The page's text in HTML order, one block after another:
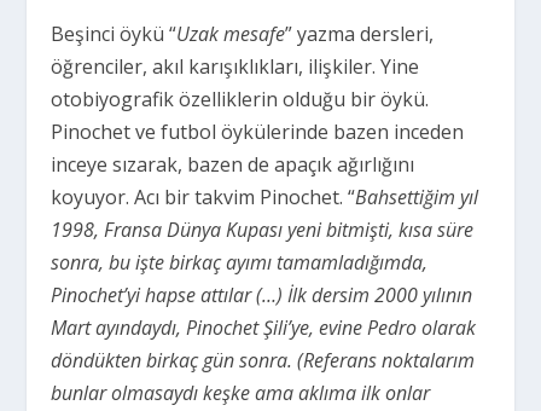
Beşinci öykü “Uzak mesafe” yazma dersleri,
öğrenciler, akıl karışıklıkları, ilişkiler. Yine
otobiyografik özelliklerin olduğu bir öykü.
Pinochet ve futbol öykülerinde bazen inceden
inceye sızarak, bazen de apaçık ağırlığını
koyuyor. Acı bir takvim Pinochet. “Bahsettiğim yıl
1998, Fransa Dünya Kupası yeni bitmişti, kısa süre
sonra, bu işte birkaç ayımı tamamladığımda,
Pinochet’yi hapse attılar (…) İlk dersim 2000 yılının
Mart ayındaydı, Pinochet Şili’ye, evine Pedro olarak
döndükten birkaç gün sonra. (Referans noktalarım
bunlar olmasaydı keşke ama aklıma ilk onlar